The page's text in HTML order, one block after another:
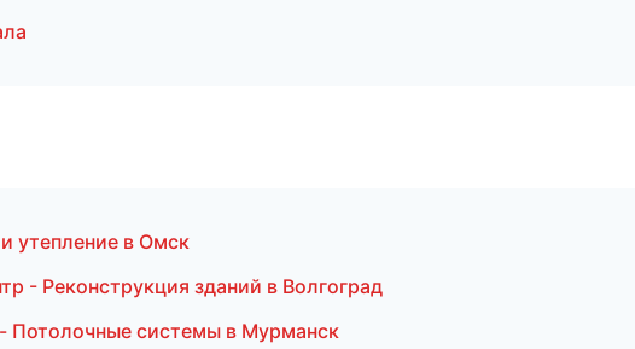
утепление в Омск
- Реконструкция зданий в Волгоград
Потолочные системы в Мурманск